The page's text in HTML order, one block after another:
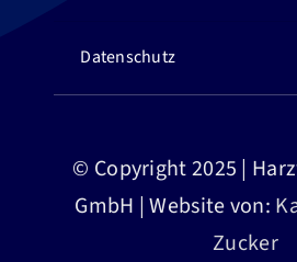
Datenschutz
© Copyright 2025 |
GmbH | Website von:
Zucker